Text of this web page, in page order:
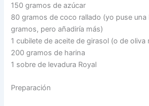
150 gramos de azúcar
80 gramos de coco rallado (yo puse
gramos, pero añadiría más)
1 cubilete de aceite de girasol (o de oliva
200 gramos de harina
1 sobre de levadura Royal
Preparación